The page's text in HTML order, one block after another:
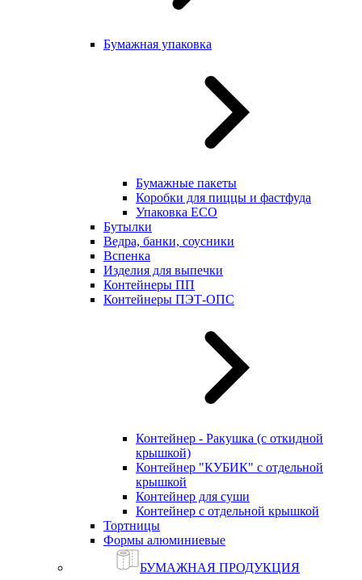
Бумажная упаковка
Бумажные пакеты
Коробки для пиццы и фастфуда
Упаковка ECO
Бутылки
Ведра, банки, соусники
Вспенка
Изделия для выпечки
Контейнеры ПП
Контейнеры ПЭТ-ОПС
Контейнер - Ракушка (с откидной
крышкой)
Контейнер "КУБИК" с отдельной
крышкой
Контейнер для суши
Контейнер с отдельной крышкой
Тортницы
Формы алюминиевые
БУМАЖНАЯ ПРОДУКЦИЯ